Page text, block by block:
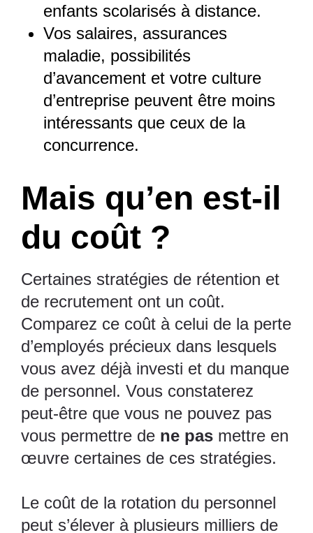
enfants scolarisés à distance.
Vos salaires, assurances
maladie, possibilités
d’avancement et votre culture
d’entreprise peuvent être moins
intéressants que ceux de la
concurrence.
Mais qu’en est-il
du coût ?
Certaines stratégies de rétention et
de recrutement ont un coût.
Comparez ce coût à celui de la perte
d’employés précieux dans lesquels
vous avez déjà investi et du manque
de personnel. Vous constaterez
peut-être que vous ne pouvez pas
vous permettre de ne pas mettre en
œuvre certaines de ces stratégies.
Le coût de la rotation du personnel
peut s’élever à plusieurs milliers de